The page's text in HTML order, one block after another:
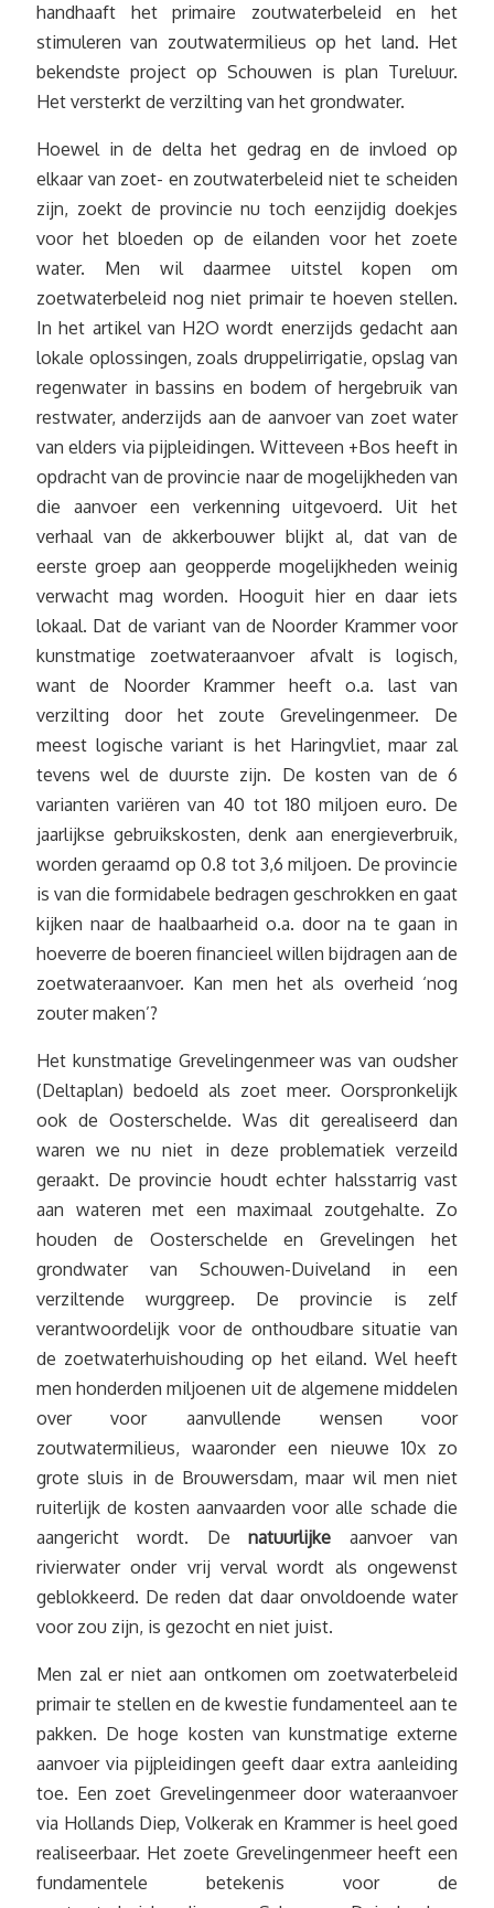
handhaaft het primaire zoutwaterbeleid en het
stimuleren van zoutwatermilieus op het land. Het
bekendste project op Schouwen is plan Tureluur.
Het versterkt de verzilting van het grondwater.
Hoewel in de delta het gedrag en de invloed op
elkaar van zoet- en zoutwaterbeleid niet te scheiden
zijn, zoekt de provincie nu toch eenzijdig doekjes
voor het bloeden op de eilanden voor het zoete
water. Men wil daarmee uitstel kopen om
zoetwaterbeleid nog niet primair te hoeven stellen.
In het artikel van H2O wordt enerzijds gedacht aan
lokale oplossingen, zoals druppelirrigatie, opslag van
regenwater in bassins en bodem of hergebruik van
restwater, anderzijds aan de aanvoer van zoet water
van elders via pijpleidingen. Witteveen +Bos heeft in
opdracht van de provincie naar de mogelijkheden van
die aanvoer een verkenning uitgevoerd. Uit het
verhaal van de akkerbouwer blijkt al, dat van de
eerste groep aan geopperde mogelijkheden weinig
verwacht mag worden. Hooguit hier en daar iets
lokaal. Dat de variant van de Noorder Krammer voor
kunstmatige zoetwateraanvoer afvalt is logisch,
want de Noorder Krammer heeft o.a. last van
verzilting door het zoute Grevelingenmeer. De
meest logische variant is het Haringvliet, maar zal
tevens wel de duurste zijn. De kosten van de 6
varianten variëren van 40 tot 180 miljoen euro. De
jaarlijkse gebruikskosten, denk aan energieverbruik,
worden geraamd op 0.8 tot 3,6 miljoen. De provincie
is van die formidabele bedragen geschrokken en gaat
kijken naar de haalbaarheid o.a. door na te gaan in
hoeverre de boeren financieel willen bijdragen aan de
zoetwateraanvoer. Kan men het als overheid ‘nog
zouter maken’?
Het kunstmatige Grevelingenmeer was van oudsher
(Deltaplan) bedoeld als zoet meer. Oorspronkelijk
ook de Oosterschelde. Was dit gerealiseerd dan
waren we nu niet in deze problematiek verzeild
geraakt. De provincie houdt echter halsstarrig vast
aan wateren met een maximaal zoutgehalte. Zo
houden de Oosterschelde en Grevelingen het
grondwater van Schouwen-Duiveland in een
verziltende wurggreep. De provincie is zelf
verantwoordelijk voor de onthoudbare situatie van
de zoetwaterhuishouding op het eiland. Wel heeft
men honderden miljoenen uit de algemene middelen
over voor aanvullende wensen voor
zoutwatermilieus, waaronder een nieuwe 10x zo
grote sluis in de Brouwersdam, maar wil men niet
ruiterlijk de kosten aanvaarden voor alle schade die
aangericht wordt. Denatuurlijke aanvoer van
rivierwater onder vrij verval wordt als ongewenst
geblokkeerd. De reden dat daar onvoldoende water
voor zou zijn, is gezocht en niet juist.
Men zal er niet aan ontkomen om zoetwaterbeleid
primair te stellen en de kwestie fundamenteel aan te
pakken. De hoge kosten van kunstmatige externe
aanvoer via pijpleidingen geeft daar extra aanleiding
toe. Een zoet Grevelingenmeer door wateraanvoer
via Hollands Diep, Volkerak en Krammer is heel goed
realiseerbaar. Het zoete Grevelingenmeer heeft een
fundamentele betekenis voor de